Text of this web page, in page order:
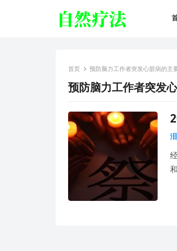
首页 预防脑力工作者突发心脏病的主
预防脑力工作者突发